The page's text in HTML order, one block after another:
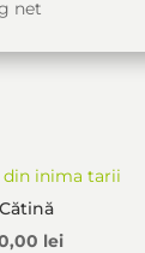
net
leiPrețul